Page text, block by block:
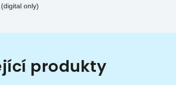
only)
produkty